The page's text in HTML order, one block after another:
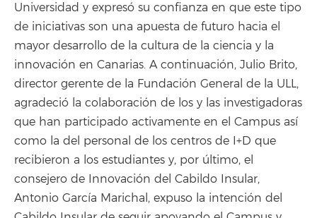
Universidad y expresó su confianza en que este tipo
de iniciativas son una apuesta de futuro hacia el
mayor desarrollo de la cultura de la ciencia y la
innovación en Canarias. A continuación, Julio Brito,
director gerente de la Fundación General de la ULL,
agradeció la colaboración de los y las investigadoras
que han participado activamente en el Campus así
como la del personal de los centros de I+D que
recibieron a los estudiantes y, por último, el
consejero de Innovación del Cabildo Insular,
Antonio García Marichal, expuso la intención del